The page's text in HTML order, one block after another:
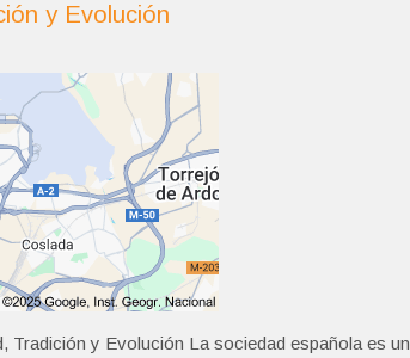
y Evolución
y Evolución La sociedad española es un